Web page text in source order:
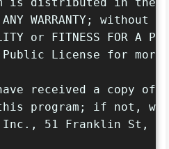
ANY WARRANTY;
or FITNESS FOR A
Public License for
received a copy of
program; if not,
51 Franklin St,